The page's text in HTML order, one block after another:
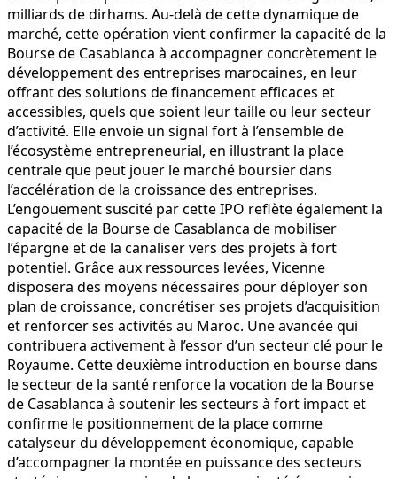
milliards de dirhams. Au-delà de cette dynamique de
marché, cette opération vient confirmer la capacité de la
Bourse de Casablanca à accompagner concrètement le
développement des entreprises marocaines, en leur
offrant des solutions de financement efficaces et
accessibles, quels que soient leur taille ou leur secteur
d’activité. Elle envoie un signal fort à l’ensemble de
l’écosystème entrepreneurial, en illustrant la place
centrale que peut jouer le marché boursier dans
l’accélération de la croissance des entreprises.
L’engouement suscité par cette IPO reflète également la
capacité de la Bourse de Casablanca de mobiliser
l’épargne et de la canaliser vers des projets à fort
potentiel. Grâce aux ressources levées, Vicenne
disposera des moyens nécessaires pour déployer son
plan de croissance, concrétiser ses projets d’acquisition
et renforcer ses activités au Maroc. Une avancée qui
contribuera activement à l’essor d’un secteur clé pour le
Royaume. Cette deuxième introduction en bourse dans
le secteur de la santé renforce la vocation de la Bourse
de Casablanca à soutenir les secteurs à fort impact et
confirme le positionnement de la place comme
catalyseur du développement économique, capable
d’accompagner la montée en puissance des secteurs